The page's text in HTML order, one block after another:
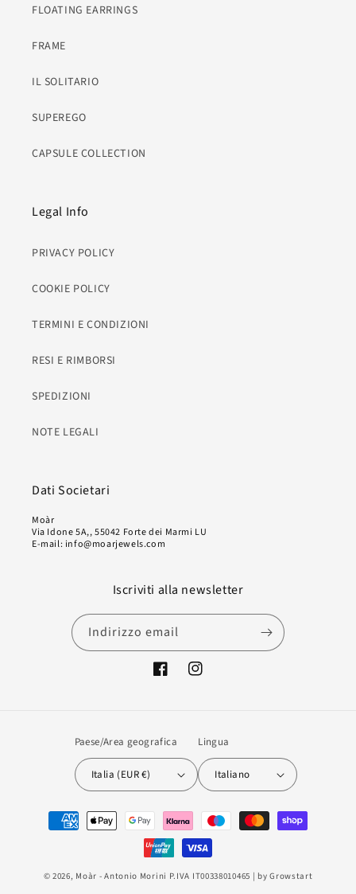
FLOATING EARRINGS
FRAME
IL SOLITARIO
SUPEREGO
CAPSULE COLLECTION
Legal Info
PRIVACY POLICY
COOKIE POLICY
TERMINI E CONDIZIONI
RESI E RIMBORSI
SPEDIZIONI
NOTE LEGALI
Dati Societari
Moàr
Via Idone 5A,, 55042 Forte dei Marmi LU
E-mail: info@moarjewels.com
Iscriviti alla newsletter
Indirizzo email
FacebookInstagram
Paese/Area geografica
Italia (EUR €)
Lingua
Italiano
Metodi
© 2026, Moàr - Antonio Morini P.IVA IT00338010465 | byGrowstart